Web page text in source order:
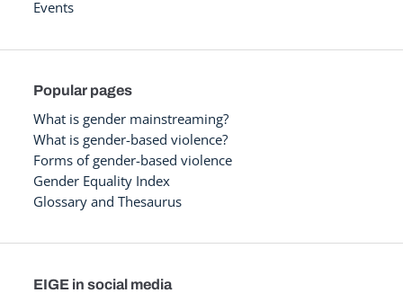
Events
Popular pages
What is gender mainstreaming?
What is gender-based violence?
Forms of gender-based violence
Gender Equality Index
Glossary and Thesaurus
EIGE in social media